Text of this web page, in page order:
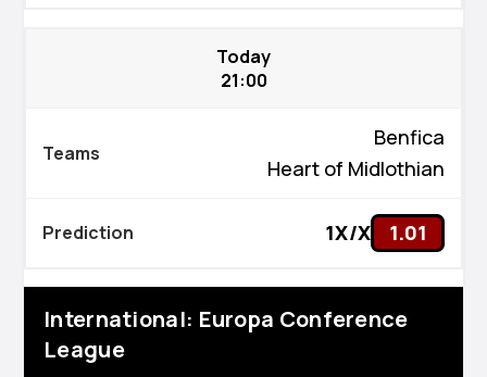
Today
21:00
Benfica
Heart of Midlothian
1X/X 1.01
International: Europa Conference
League